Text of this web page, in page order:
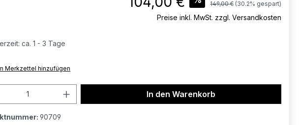
Regulärer Preis:
149,00 € (30.2% gespart)
Preise inkl. MwSt. zzgl. Versandkosten
ca. 1 - 3 Tage
Merkzettel hinzufügen
Anzahl: Gib den gewünschten Wert ein oder
In den Warenkorb
90709